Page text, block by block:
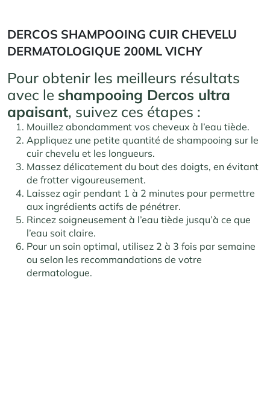
DERCOS SHAMPOOING CUIR CHEVELU
DERMATOLOGIQUE 200ML VICHY
Pour obtenir les meilleurs résultats
avec le shampooing Dercos ultra
apaisant, suivez ces étapes :
Mouillez abondamment vos cheveux à l’eau tiède.
Appliquez une petite quantité de shampooing sur le
cuir chevelu et les longueurs.
Massez délicatement du bout des doigts, en évitant
de frotter vigoureusement.
Laissez agir pendant 1 à 2 minutes pour permettre
aux ingrédients actifs de pénétrer.
Rincez soigneusement à l’eau tiède jusqu’à ce que
l’eau soit claire.
Pour un soin optimal, utilisez 2 à 3 fois par semaine
ou selon les recommandations de votre
dermatologue.